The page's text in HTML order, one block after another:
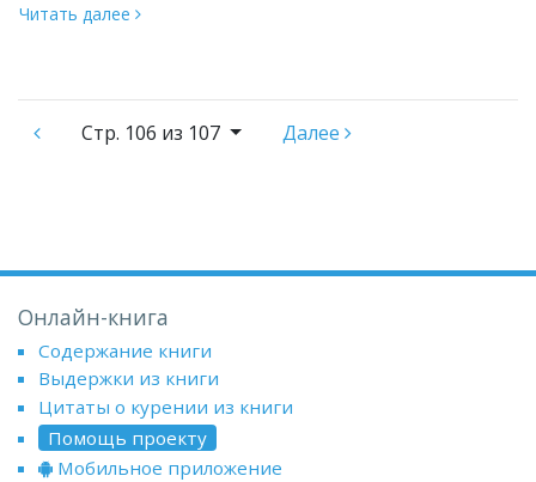
Читать далее
Стр. 106 из 107 Далее
Онлайн-книга
Содержание книги
Выдержки из книги
Цитаты о курении из книги
Помощь проекту
Мобильное приложение